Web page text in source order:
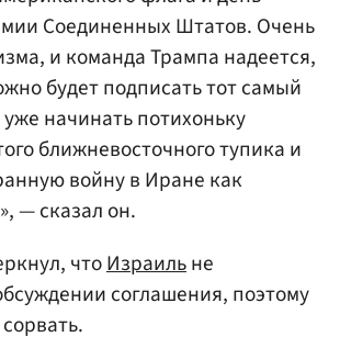
Соединенных Штатов. Очень
и команда Трампа надеется,
будет подписать тот самый
начинать потихоньку
ближневосточного тупика и
войну в Иране как
— сказал он.
чтоИзраильне
соглашения, поэтому